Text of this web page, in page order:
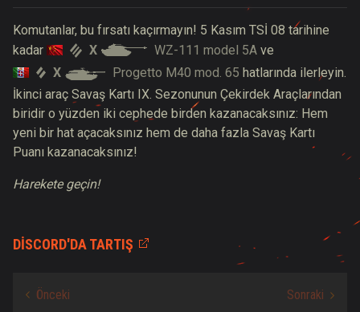
Komutanlar, bu fırsatı kaçırmayın! 5 Kasım TSİ 08 tarihine
kadar
X WZ-111 model 5A ve
X
Progetto M40 mod. 65 hatlarında ilerleyin.
İkinci araç Savaş Kartı IX. Sezonunun Çekirdek Araçlarından
biridir o yüzden iki cephede birden kazanacaksınız: Hem
yeni bir hat açacaksınız hem de daha fazla Savaş Kartı
Puanı kazanacaksınız!
Harekete geçin!
DISCORD'DA TARTIŞ